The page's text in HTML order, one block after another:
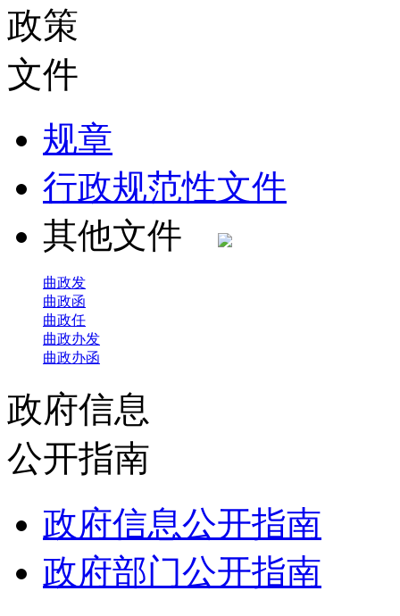
政策
文件
规章
行政规范性文件
其他文件
曲政发
曲政函
曲政任
曲政办发
曲政办函
政府信息
公开指南
政府信息公开指南
政府部门公开指南